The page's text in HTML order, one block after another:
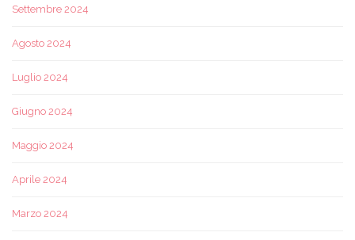
Settembre 2024
Agosto 2024
Luglio 2024
Giugno 2024
Maggio 2024
Aprile 2024
Marzo 2024